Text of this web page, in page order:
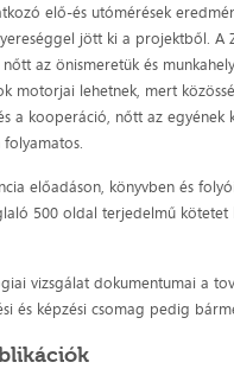
elő-és utómérések
jött ki a projektből. A
az önismeretük és
motorjai lehetnek, mert
a kooperáció, nőtt az
előadáson, könyvben és
500 oldal terjedelmű
vizsgálat dokumentumai a
és képzési csomag pedig